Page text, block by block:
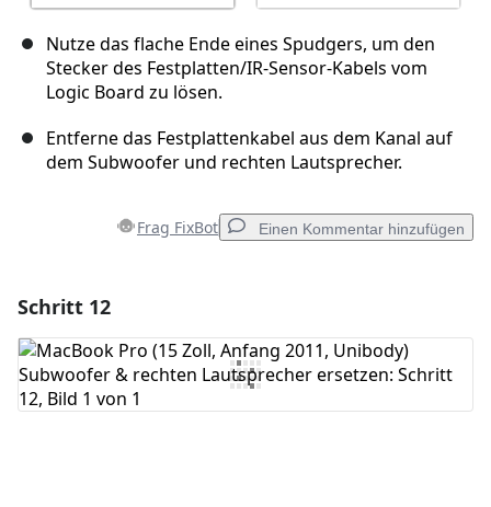
Nutze das flache Ende eines Spudgers, um den
Stecker des Festplatten/IR-Sensor-Kabels vom
Logic Board zu lösen.
Entferne das Festplattenkabel aus dem Kanal auf
dem Subwoofer und rechten Lautsprecher.
Frag FixBot Einen Kommentar hinzufügen
Kommentar hinzufügen
Schritt 12